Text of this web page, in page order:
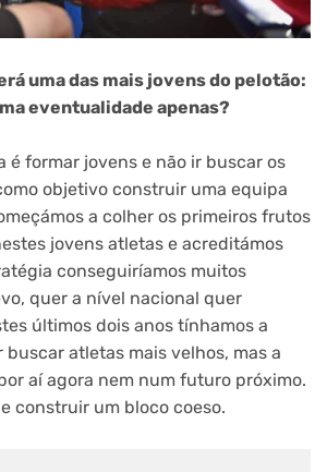
uma das mais jovens do pelotão:
eventualidade apenas?
é formar jovens e não ir buscar os
objetivo construir uma equipa
a colher os primeiros frutos
jovens atletas e acreditámos
conseguiríamos muitos
quer a nível nacional quer
últimos dois anos tínhamos a
atletas mais velhos, mas a
aí agora nem num futuro próximo.
construir um bloco coeso.